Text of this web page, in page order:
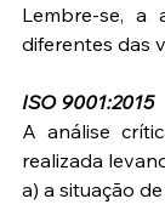
Lembre-se, a
diferentes das
ISO 9001:2015
A análise
realizada
a) a situação